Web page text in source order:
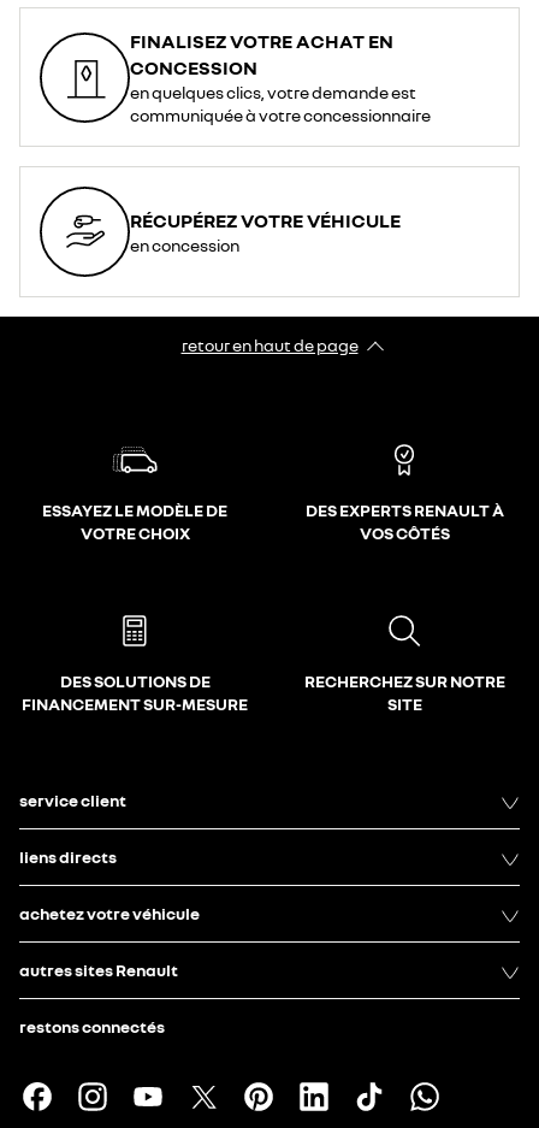
FINALISEZ VOTRE ACHAT EN
CONCESSION
en quelques clics, votre demande est
communiquée à votre concessionnaire
RÉCUPÉREZ VOTRE VÉHICULE
en concession
retour en haut de page​
ESSAYEZ LE MODÈLE DE
VOTRE CHOIX
DES EXPERTS RENAULT À
VOS CÔTÉS
DES SOLUTIONS DE
FINANCEMENT SUR-MESURE
RECHERCHEZ SUR NOTRE
SITE
service client
liens directs
achetez votre véhicule
autres sites Renault
restons connectés